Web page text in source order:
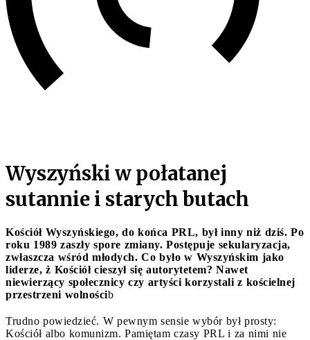
Wyszyński w połatanej
sutannie i starych butach
Kościół Wyszyńskiego, do końca PRL, był inny niż dziś. Po
roku 1989 zaszły spore zmiany. Postępuje sekularyzacja,
zwłaszcza wśród młodych. Co było w Wyszyńskim jako
liderze, ż Kościół cieszył się autorytetem? Nawet
niewierzący społecznicy czy artyści korzystali z kościelnej
przestrzeni wolnościb
Trudno powiedzieć. W pewnym sensie wybór był prosty:
Kościół albo komunizm. Pamiętam czasy PRL i za nimi nie